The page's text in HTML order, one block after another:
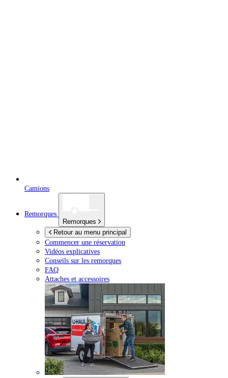
Camions
Remorques
Remorques
Retour au menu principal
Commencer une réservation
Vidéos explicatives
Conseils sur les remorques
FAQ
Attaches et accessoires